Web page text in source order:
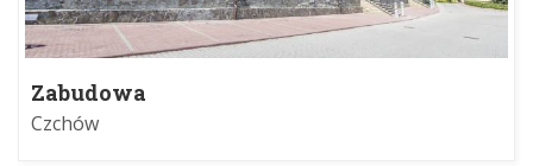
Zabudowa
Czchów